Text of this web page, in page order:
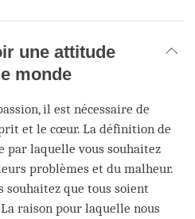
une attitude
monde
il est nécessaire de
et le cœur. La définition de
par laquelle vous souhaitez
problèmes et du malheur.
souhaitez que tous soient
raison pour laquelle nous